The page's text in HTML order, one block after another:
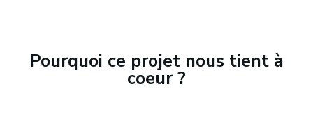
Pourquoi ce projet nous tient à
coeur ?